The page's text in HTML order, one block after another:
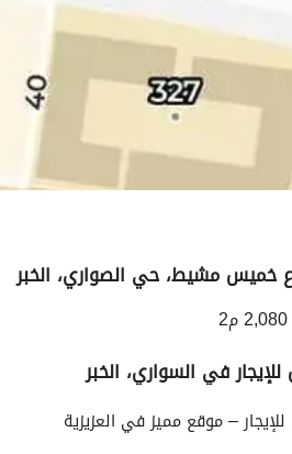
خميس مشيط، حي الصواري، الخبر
2,080 م2
معلومات ترخيص الإعلان
في السواري، الخبر
– موقع مميز في العزيزية